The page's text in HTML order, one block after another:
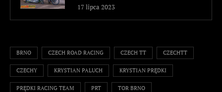
17 lipca 2023
BRNO CZECH ROAD RACING CZECH TT CZECHTT
CZECHY KRYSTIAN PALUCH KRYSTIAN PRĘDKI
PRĘDKI RACING TEAM PRT TOR BRNO